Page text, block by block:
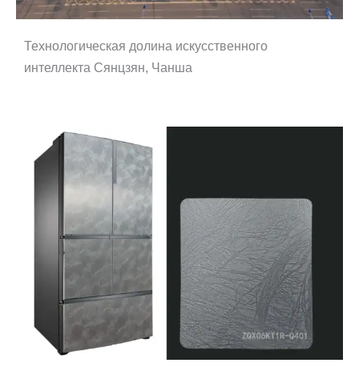
Технологическая долина искусственного
интеллекта Сянцзян, Чанша